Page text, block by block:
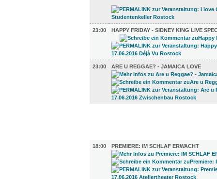
23:00 HAPPY FRIDAY - SIDNEY KING LIVE
23:00 ARE U REGGAE? - JAMAICA LOVE
18:00
PREMIERE: IM SCHLAF ERWACHT